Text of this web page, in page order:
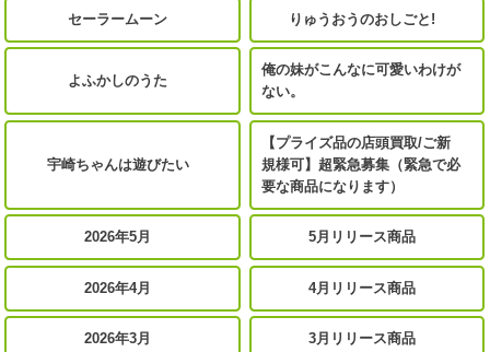
セーラームーン りゅうおうのおしごと!
よふかしのうた
俺の妹がこんなに可愛いわけが
ない。
宇崎ちゃんは遊びたい
【プライズ品の店頭買取/ご新
規様可】超緊急募集（緊急で必
要な商品になります）
2026年5月 5月リリース商品
2026年4月 4月リリース商品
2026年3月 3月リリース商品